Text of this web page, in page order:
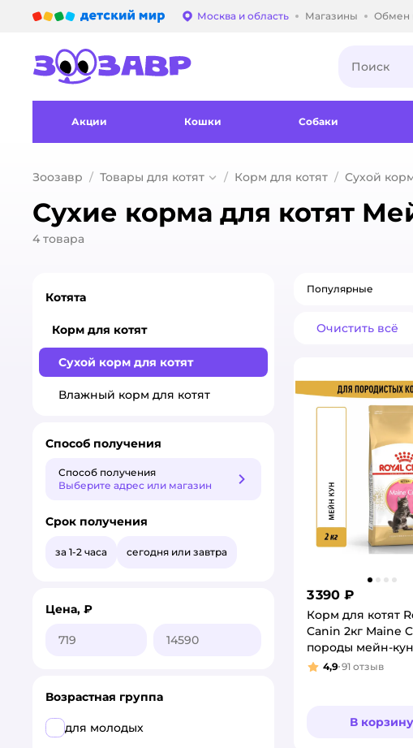
Выбор адреса доставки.
Москва и область Магазины Обмен
Акции Кошки Собаки
Зоозавр Товары для котят Корм для котят Сухой
Сухие корма для котят
4 товара
Популярные
Очистить всё
3 390 ₽
Корм для котят
Canin 2кг Maine
породы мейн-кун
Рейтинг:
4,9 91 отзыв
В корзину
Котята
Корм для котят
Сухой корм для котят
Влажный корм для котят
Способ получения
Способ получения
Выберите адрес или магазин
Способ получения
Срок получения
за 1-2 часа сегодня или завтра
Цена, ₽
Возрастная группа
для молодых